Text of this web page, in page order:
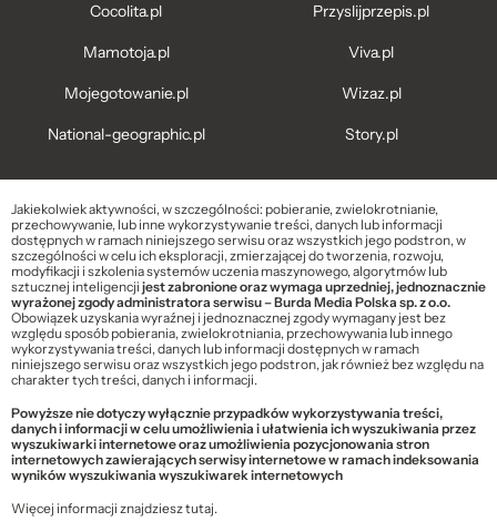
Cocolita.pl
Mamotoja.pl
Mojegotowanie.pl
National-geographic.pl
Przyslijprzepis.pl
Viva.pl
Wizaz.pl
Story.pl
Jakiekolwiek aktywności, w szczególności: pobieranie, zwielokrotnianie,
przechowywanie, lub inne wykorzystywanie treści, danych lub informacji
dostępnych w ramach niniejszego serwisu oraz wszystkich jego podstron, w
szczególności w celu ich eksploracji, zmierzającej do tworzenia, rozwoju,
modyfikacji i szkolenia systemów uczenia maszynowego, algorytmów lub
sztucznej inteligencjijest zabronione oraz wymaga uprzedniej, jednoznacznie
wyrażonej zgody administratora serwisu – Burda Media Polska sp. z o.o.
Obowiązek uzyskania wyraźnej i jednoznacznej zgody wymagany jest bez
względu sposób pobierania, zwielokrotniania, przechowywania lub innego
wykorzystywania treści, danych lub informacji dostępnych w ramach
niniejszego serwisu oraz wszystkich jego podstron, jak również bez względu na
charakter tych treści, danych i informacji.
Powyższe nie dotyczy wyłącznie przypadków wykorzystywania treści,
danych i informacji w celu umożliwienia i ułatwienia ich wyszukiwania przez
wyszukiwarki internetowe oraz umożliwienia pozycjonowania stron
internetowych zawierających serwisy internetowe w ramach indeksowania
wyników wyszukiwania wyszukiwarek internetowych
Więcej informacji znajdziesztutaj.